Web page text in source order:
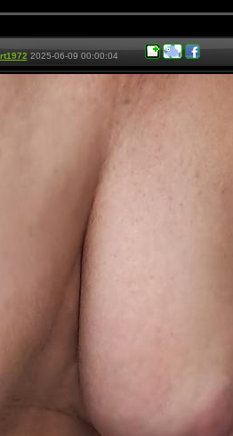
2025-06-09 00:00:04